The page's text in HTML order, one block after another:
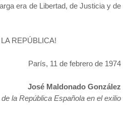
era de Libertad, de Justicia y de
LA REPÚBLICA!
París, 11 de febrero de 1974
José Maldonado González
la República Española en el exilio